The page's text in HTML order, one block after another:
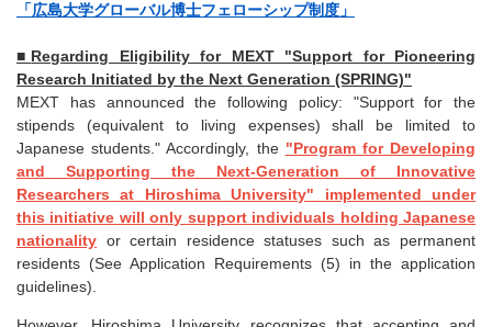
「広島大学グローバル博士フェローシップ制度」
■ Regarding Eligibility for MEXT "Support for Pioneering
Research Initiated by the Next Generation (SPRING)"
MEXT has announced the following policy: "Support for the
stipends (equivalent to living expenses) shall be limited to
Japanese students." Accordingly, the "Program for Developing
and Supporting the Next-Generation of Innovative
Researchers at Hiroshima University" implemented under
this initiative will only support individuals holding Japanese
nationality or certain residence statuses such as permanent
residents (See Application Requirements (5) in the application
guidelines).